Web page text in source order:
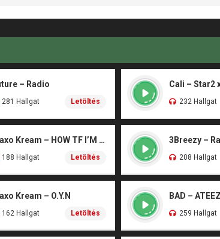
– Radio
281 Hallgat Letöltés
Cali – Star2
232 Hallgat
Maxo Kream – HOW TF I’M LUCKY
188 Hallgat Letöltés
3Breezy –
208 Hallgat
Kream – O.Y.N
162 Hallgat Letöltés
BAD – ATEEZ
259 Hallgat